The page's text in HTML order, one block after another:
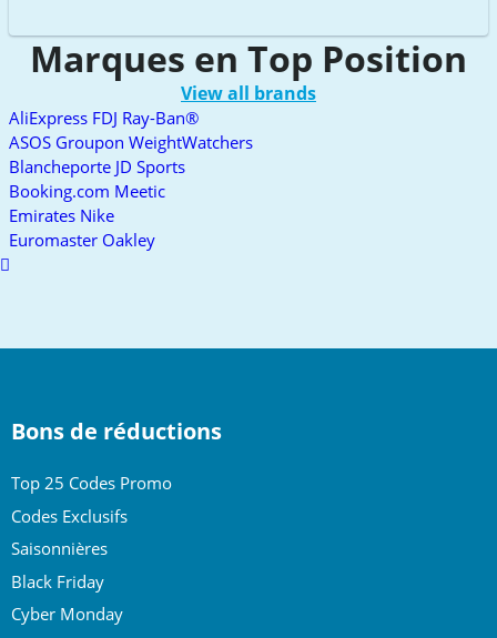
Marques en Top Position
View all brands
AliExpress FDJ Ray-Ban®
ASOS Groupon WeightWatchers
Blancheporte JD Sports
Booking.com Meetic
Emirates Nike
Euromaster Oakley
Scroll
Bons de réductions
Top 25 Codes Promo
Codes Exclusifs
Saisonnières
Black Friday
Cyber Monday